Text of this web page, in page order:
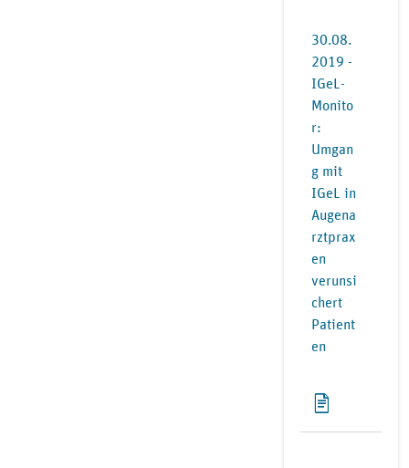
30.08.
2019 -
IGeL-
Monito
r:
Umgan
g mit
IGeL in
Augena
rztprax
en
verunsi
chert
Patient
en